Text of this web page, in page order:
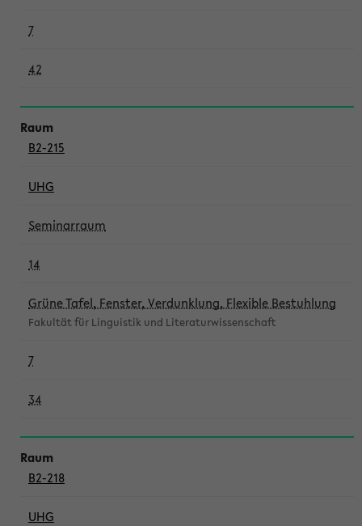
7
42
B2-215
UHG
Seminarraum
14
Grüne Tafel, Fenster, Verdunklung, Flexible Bestuhlung
Fakultät für Linguistik und Literaturwissenschaft
7
34
B2-218
UHG